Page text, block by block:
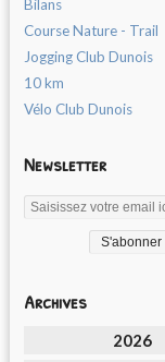
Bilans
Course Nature - Trail
Jogging Club Dunois
10 km
Vélo Club Dunois
Newsletter
Archives
2026